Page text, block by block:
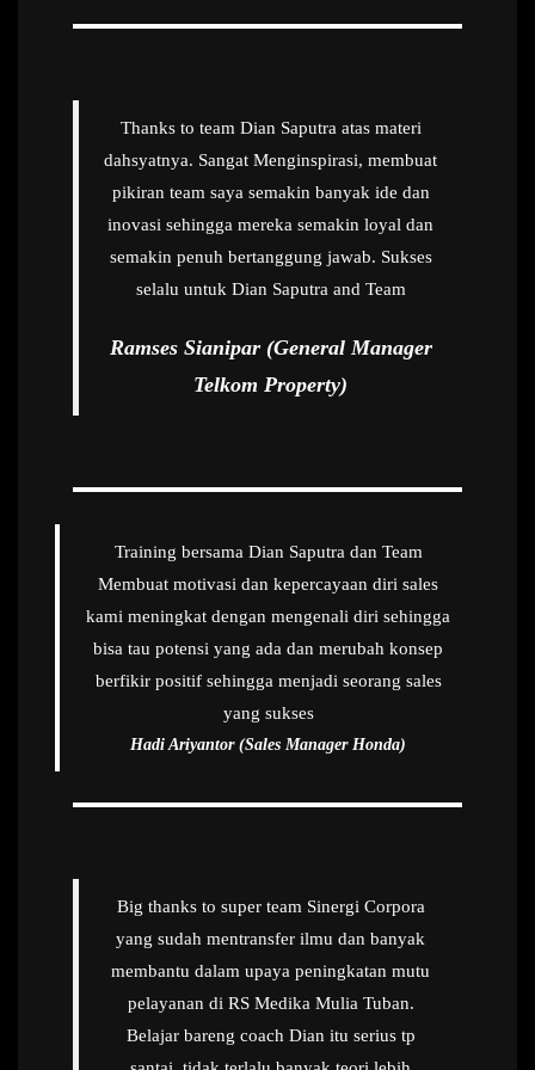
Thanks to team Dian Saputra atas materi
dahsyatnya. Sangat Menginspirasi, membuat
pikiran team saya semakin banyak ide dan
inovasi sehingga mereka semakin loyal dan
semakin penuh bertanggung jawab. Sukses
selalu untuk Dian Saputra and Team
Ramses Sianipar (General Manager
Telkom Property)
Training bersama Dian Saputra dan Team
Membuat motivasi dan kepercayaan diri sales
kami meningkat dengan mengenali diri sehingga
bisa tau potensi yang ada dan merubah konsep
berfikir positif sehingga menjadi seorang sales
yang sukses
Hadi Ariyantor (Sales Manager Honda)
Big thanks to super team Sinergi Corpora
yang sudah mentransfer ilmu dan banyak
membantu dalam upaya peningkatan mutu
pelayanan di RS Medika Mulia Tuban.
Belajar bareng coach Dian itu serius tp